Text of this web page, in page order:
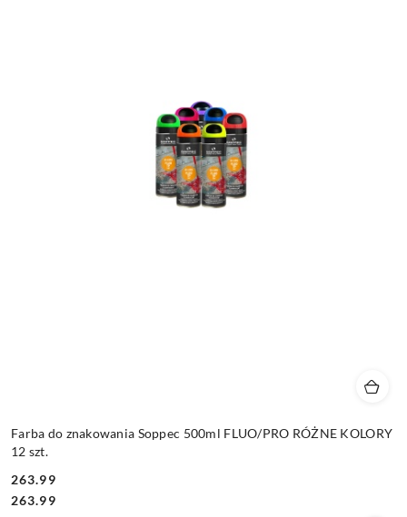
Farba do znakowania Soppec 500ml FLUO/PRO RÓŻNE KOLORY
12 szt.
Cena:
263.99
Cena:
263.99